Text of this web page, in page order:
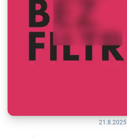
21.8.2025